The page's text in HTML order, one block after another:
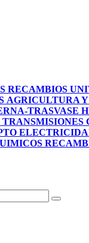
RECAMBIOS
AGRICULTURA
TRASVASE
TRANSMISIONES